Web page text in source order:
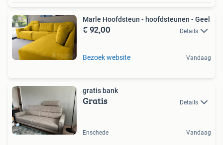
Marle Hoofdsteun - hoofdsteunen - Geel
€ 92,00 Details
Bezoek website Vandaag
gratis bank
Gratis Details
Enschede Vandaag